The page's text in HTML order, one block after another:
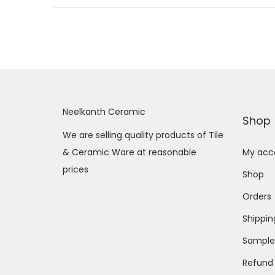
Neelkanth Ceramic
We are selling quality products of Tile
& Ceramic Ware at reasonable
prices
Shop
My
Shop
Orders